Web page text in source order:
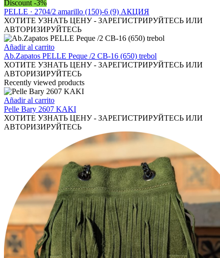
de
producto
Discount -3%
PELLE · 2704/2 amarillo (150)-6 (9) АКЦИЯ
ХОТИТЕ УЗНАТЬ ЦЕНУ - ЗАРЕГИСТРИРУЙТЕСЬ ИЛИ
АВТОРИЗИРУЙТЕСЬ
Añadir al carrito
Ab.Zapatos PELLE Peque /2 CB-16 (650) trebol
ХОТИТЕ УЗНАТЬ ЦЕНУ - ЗАРЕГИСТРИРУЙТЕСЬ ИЛИ
АВТОРИЗИРУЙТЕСЬ
Recently viewed products
Añadir al carrito
Pelle Bary 2607 KAKI
ХОТИТЕ УЗНАТЬ ЦЕНУ - ЗАРЕГИСТРИРУЙТЕСЬ ИЛИ
АВТОРИЗИРУЙТЕСЬ